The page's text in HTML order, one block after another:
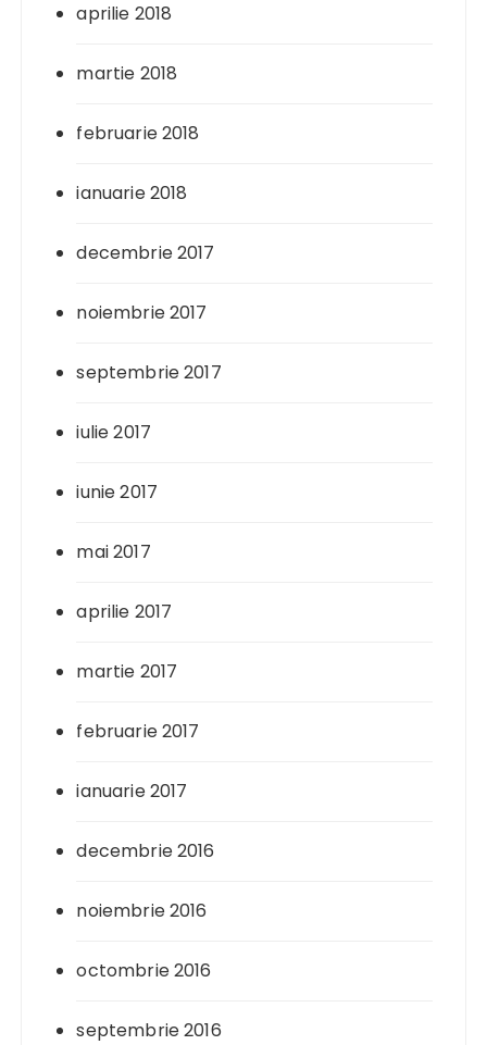
aprilie 2018
martie 2018
februarie 2018
ianuarie 2018
decembrie 2017
noiembrie 2017
septembrie 2017
iulie 2017
iunie 2017
mai 2017
aprilie 2017
martie 2017
februarie 2017
ianuarie 2017
decembrie 2016
noiembrie 2016
octombrie 2016
septembrie 2016